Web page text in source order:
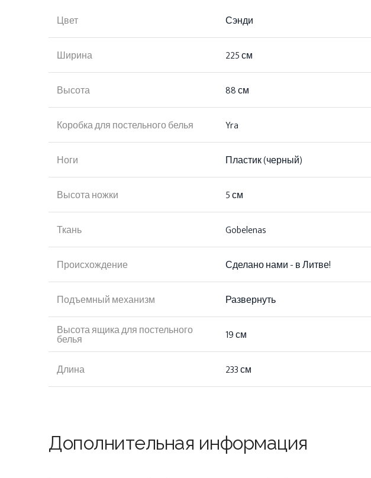
Цвет Сэнди
Ширина 225 см
Высота 88 см
Коробка для постельного белья Yra
Ноги Пластик (черный)
Высота ножки 5 см
Ткань Gobelenas
Происхождение Сделано нами - в Литве!
Подъемный механизм
Развернуть
Высота ящика для постельного
белья 19 см
Длина 233 см
Дополнительная информация